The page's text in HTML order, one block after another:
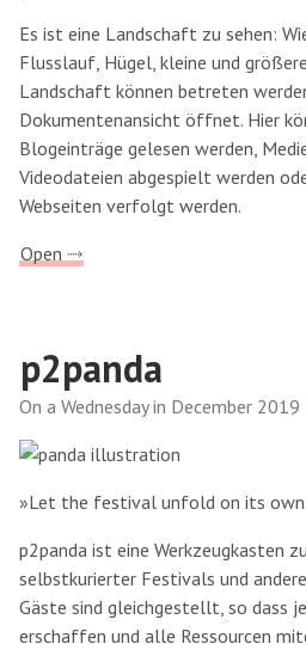
Es ist eine Landschaft zu sehen:
Flusslauf, Hügel, kleine und
Landschaft können betreten
Dokumentenansicht öffnet. Hier
Blogeinträge gelesen werden,
Videodateien abgespielt werden
Webseiten verfolgt werden.
Open ⤑
p2panda
On a Wednesday in December 2019
»Let the festival unfold on its
p2panda ist eine Werkzeugkasten
selbstkurierter Festivals und
Gäste sind gleichgestellt, so dass
erschaffen und alle Ressourcen